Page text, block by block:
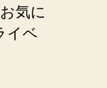
気に
イベ